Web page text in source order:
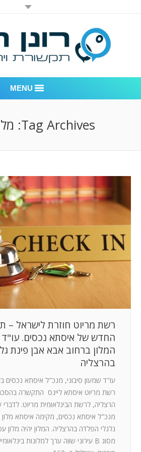
MENU
לקוחות – משרד יחסי ציבור רונן
חדר חדשות
המלצות
ניהול מוניטין
צור קשר
Tag Archives:
רשת מריוט חוזרת לישראל –
החדש של איסתא נכסים. עו"ד
המלון ברחוב אבא אבן פינת
בהרצליה
עו"ד שמעון סיבוני, מנכ"ל איסתא נכסים
רשת מריוט איסתא ליינס התקשרה
הרצליה, לרשת הבינלאומית מריוט. לדברי
מנכ"ל איסתא נכסים, מקימה איסתא מלון
גלגלי הפלדה בהרצליה. המלון יהיה מלון